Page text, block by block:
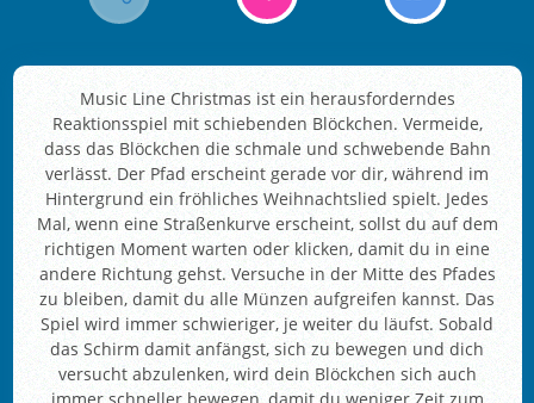
Music Line Christmas ist ein herausforderndes
Reaktionsspiel mit schiebenden Blöckchen. Vermeide,
dass das Blöckchen die schmale und schwebende Bahn
verlässt. Der Pfad erscheint gerade vor dir, während im
Hintergrund ein fröhliches Weihnachtslied spielt. Jedes
Mal, wenn eine Straßenkurve erscheint, sollst du auf dem
richtigen Moment warten oder klicken, damit du in eine
andere Richtung gehst. Versuche in der Mitte des Pfades
zu bleiben, damit du alle Münzen aufgreifen kannst. Das
Spiel wird immer schwieriger, je weiter du läufst. Sobald
das Schirm damit anfängst, sich zu bewegen und dich
versucht abzulenken, wird dein Blöckchen sich auch